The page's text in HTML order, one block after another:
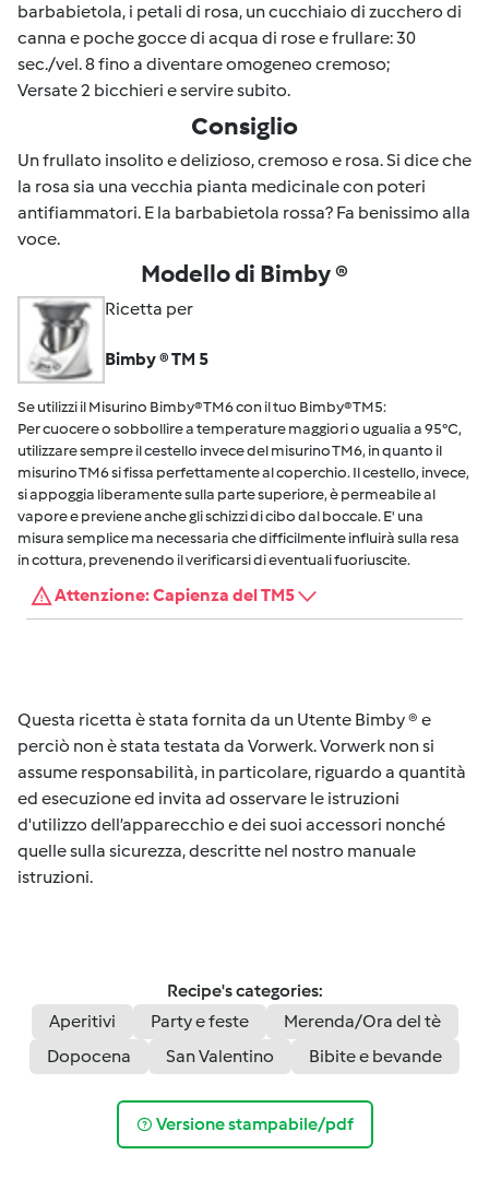
barbabietola, i petali di rosa, un cucchiaio di zucchero di
canna e poche gocce di acqua di rose e frullare: 30
sec./vel. 8 fino a diventare omogeneo cremoso;
Versate 2 bicchieri e servire subito.
Consiglio
Un frullato insolito e delizioso, cremoso e rosa. Si dice che
la rosa sia una vecchia pianta medicinale con poteri
antifiammatori. E la barbabietola rossa? Fa benissimo alla
voce.
Modello di Bimby ®
Ricetta per
Bimby ® TM 5
Se utilizzi il Misurino Bimby® TM6 con il tuo Bimby® TM5:
Per cuocere o sobbollire a temperature maggiori o ugualia a 95°C,
utilizzare sempre il cestello invece del misurino TM6, in quanto il
misurino TM6 si fissa perfettamente al coperchio. Il cestello, invece,
si appoggia liberamente sulla parte superiore, è permeabile al
vapore e previene anche gli schizzi di cibo dal boccale. E' una
misura semplice ma necessaria che difficilmente influirà sulla resa
in cottura, prevenendo il verificarsi di eventuali fuoriuscite.
Attenzione: Capienza del TM5
Questa ricetta è stata fornita da un Utente Bimby ® e
perciò non è stata testata da Vorwerk. Vorwerk non si
assume responsabilità, in particolare, riguardo a quantità
ed esecuzione ed invita ad osservare le istruzioni
d'utilizzo dell’apparecchio e dei suoi accessori nonché
quelle sulla sicurezza, descritte nel nostro manuale
istruzioni.
Recipe's categories:
Aperitivi
Party e feste
Merenda/Ora del tè
Dopocena
San Valentino Bibite e bevande
Versione stampabile/pdf